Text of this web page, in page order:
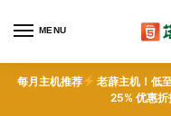
MENU
每月主机推荐
老薜主机！低
25% 优惠折